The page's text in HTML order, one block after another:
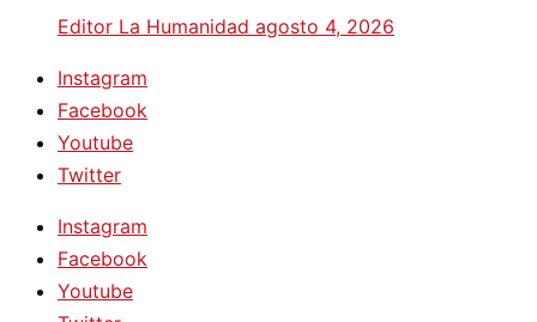
Editor La Humanidad agosto 4, 2026
Instagram
Facebook
Youtube
Twitter
Instagram
Facebook
Youtube